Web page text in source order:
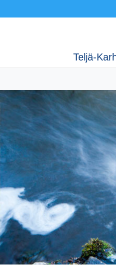
Teljä-